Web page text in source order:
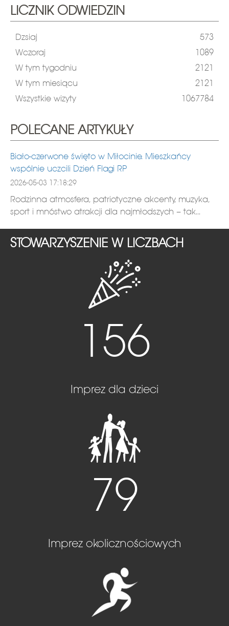
LICZNIK ODWIEDZIN
Dzsiaj
573
Wczoraj
1089
W tym tygodniu
2121
W tym miesiącu
2121
Wszystkie wizyty
1067784
POLECANE ARTYKUŁY
Biało-czerwone święto w Miłocinie. Mieszkańcy
wspólnie uczcili Dzień Flagi RP
2026-05-03 17:18:29
Rodzinna atmosfera, patriotyczne akcenty, muzyka,
sport i mnóstwo atrakcji dla najmłodszych – tak...
STOWARZYSZENIE W LICZBACH
156
Imprez dla dzieci
79
Imprez okolicznościowych